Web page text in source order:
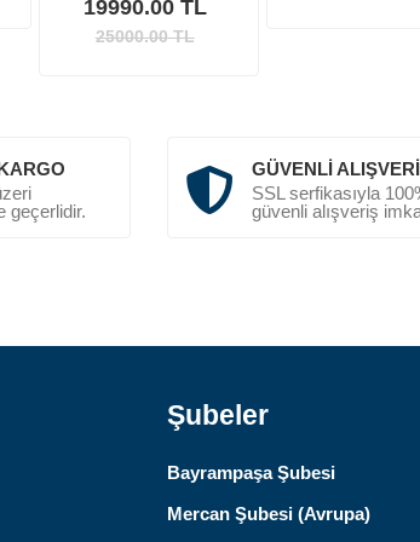
19990.00 TL
25000.00TL
geçerlidir.
GÜVENLI
SSL serfikasıyla
güvenli alışveriş
Şubeler
Bayrampaşa Şubesi
Mercan Şubesi (Avrupa)